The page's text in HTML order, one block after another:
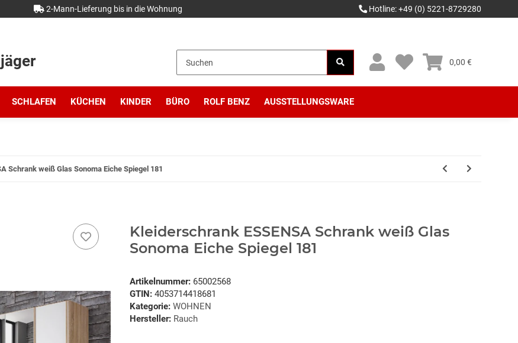
2-Mann-Lieferung bis in die Wohnung Hotline: +49 (0) 5221-8729280
0,00 €
SCHLAFEN KÜCHEN KINDER BÜRO ROLF BENZ AUSSTELLUNGSWARE
Schrank weiß Glas Sonoma Eiche Spiegel 181
Kleiderschrank ESSENSA Schrank weiß Glas
Sonoma Eiche Spiegel 181
Artikelnummer: 65002568
GTIN: 4053714418681
Kategorie: WOHNEN
Hersteller: Rauch